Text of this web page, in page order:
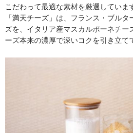
こだわって最適な素材を厳選していま
「満天チーズ」は、フランス・ブル
ズを、イタリア産マスカルポーネチー
ーズ本来の濃厚で深いコクを引き立て